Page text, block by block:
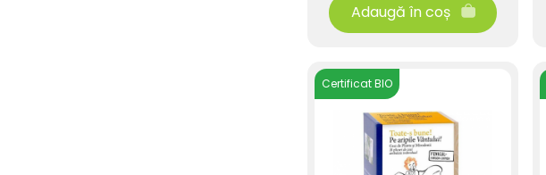
Adaugă în coș
Certificat BIO